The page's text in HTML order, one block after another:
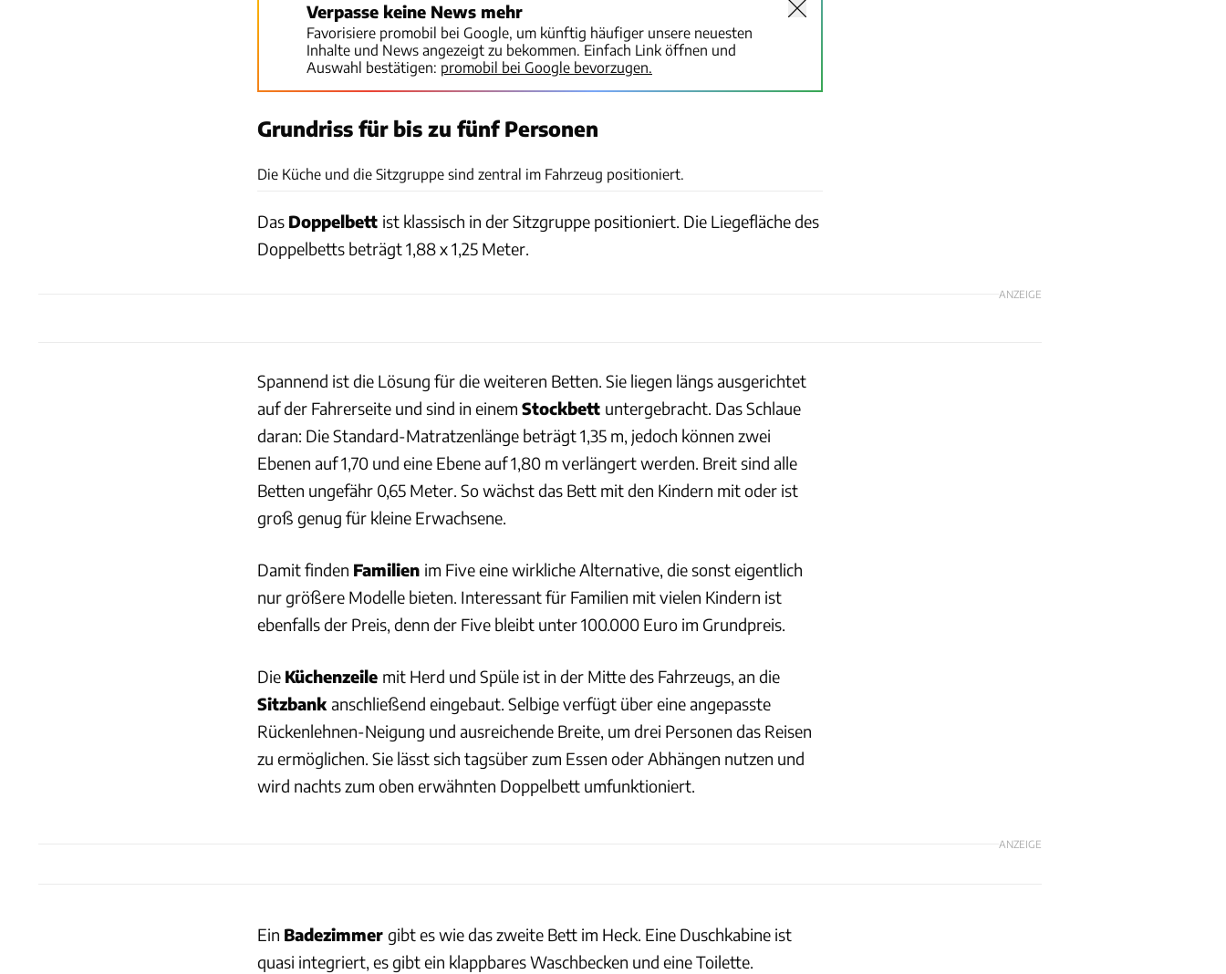
Verpasse keine News mehr
Favorisiere promobil bei Google, um künftig häufiger unsere neuesten
Inhalte und News angezeigt zu bekommen. Einfach Link öffnen und
Auswahl bestätigen: promobil bei Google bevorzugen.
Grundriss für bis zu fünf Personen
Die Küche und die Sitzgruppe sind zentral im Fahrzeug positioniert.
Das Doppelbett ist klassisch in der Sitzgruppe positioniert. Die Liegefläche des
Doppelbetts beträgt 1,88 x 1,25 Meter.
ANZEIGE
Spannend ist die Lösung für die weiteren Betten. Sie liegen längs ausgerichtet
auf der Fahrerseite und sind in einem Stockbett untergebracht. Das Schlaue
daran: Die Standard-Matratzenlänge beträgt 1,35 m, jedoch können zwei
Ebenen auf 1,70 und eine Ebene auf 1,80 m verlängert werden. Breit sind alle
Betten ungefähr 0,65 Meter. So wächst das Bett mit den Kindern mit oder ist
groß genug für kleine Erwachsene.
Damit finden Familien im Five eine wirkliche Alternative, die sonst eigentlich
nur größere Modelle bieten. Interessant für Familien mit vielen Kindern ist
ebenfalls der Preis, denn der Five bleibt unter 100.000 Euro im Grundpreis.
Die Küchenzeile mit Herd und Spüle ist in der Mitte des Fahrzeugs, an die
Sitzbank anschließend eingebaut. Selbige verfügt über eine angepasste
Rückenlehnen-Neigung und ausreichende Breite, um drei Personen das Reisen
zu ermöglichen. Sie lässt sich tagsüber zum Essen oder Abhängen nutzen und
wird nachts zum oben erwähnten Doppelbett umfunktioniert.
ANZEIGE
Ein Badezimmer gibt es wie das zweite Bett im Heck. Eine Duschkabine ist
quasi integriert, es gibt ein klappbares Waschbecken und eine Toilette.